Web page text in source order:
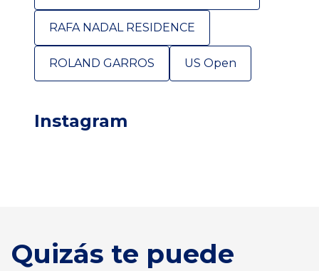
RAFA NADAL RESIDENCE
ROLAND GARROS US Open
Instagram
Quizás te puede